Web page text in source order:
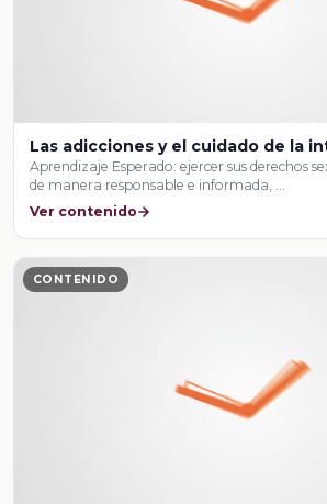
Las adicciones y el cuidado de la
Aprendizaje Esperado: ejercer sus derechos
de manera responsable e informada, …
Ver contenido
CONTENIDO